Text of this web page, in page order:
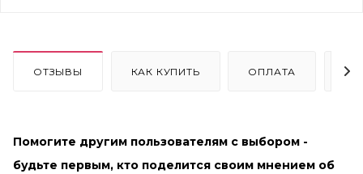
ОТЗЫВЫ КАК КУПИТЬ ОПЛАТА
Помогите другим пользователям с выбором -
будьте первым, кто поделится своим мнением об